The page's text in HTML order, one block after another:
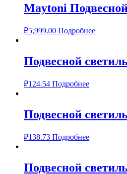
Maytoni
₽5,999.00 Подробнее
Подвесной
₽124.54 Подробнее
Подвесной
₽138.73 Подробнее
Подвесной